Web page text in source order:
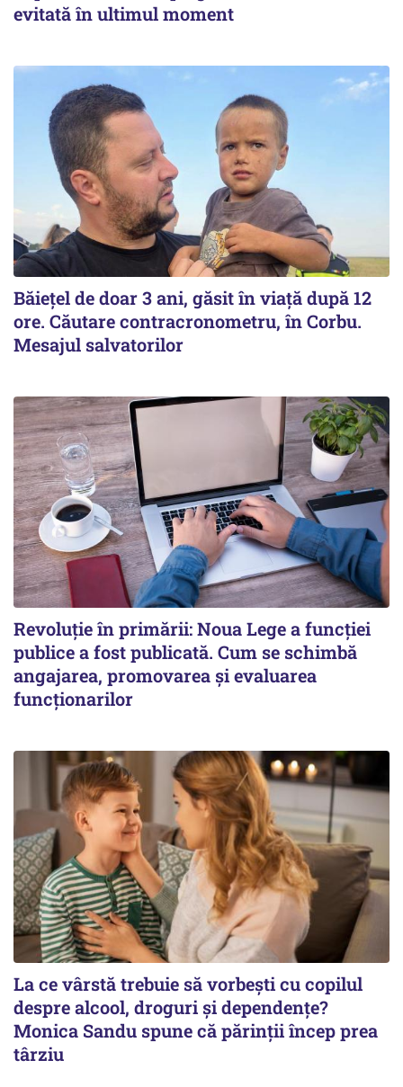
evitată în ultimul moment
Băiețel de doar 3 ani, găsit în viață după 12
ore. Căutare contracronometru, în Corbu.
Mesajul salvatorilor
Revoluție în primării: Noua Lege a funcției
publice a fost publicată. Cum se schimbă
angajarea, promovarea și evaluarea
funcționarilor
La ce vârstă trebuie să vorbești cu copilul
despre alcool, droguri și dependențe?
Monica Sandu spune că părinții încep prea
târziu